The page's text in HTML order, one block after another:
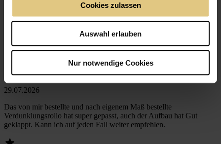
Cookies zulassen
Auswahl erlauben
Nur notwendige Cookies
/5
Eduard S.
29.07.2026
Das von mir bestellte und nach eigenem Maß bestellte
Verdunklungsrollo hat super gepasst, auch der Aufbau hat Gut
geklappt. Kann ich auf jeden Fall weiter empfehlen.